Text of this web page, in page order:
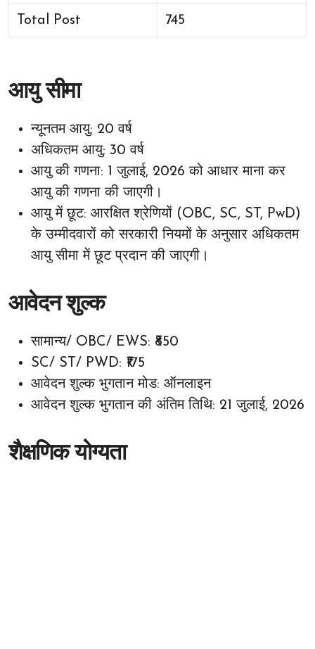
Total Post 745
आयु सीमा
न्यूनतम आयु: 20 वर्ष
अधिकतम आयु: 30 वर्ष
आयु की गणना: 1 जुलाई, 2026 को आधार माना कर
आयु की गणना की जाएगी।
आयु में छूट: आरक्षित श्रेणियों (OBC, SC, ST, PwD)
के उम्मीदवारों को सरकारी नियमों के अनुसार अधिकतम
आयु सीमा में छूट प्रदान की जाएगी।
आवेदन शुल्क
सामान्य/ OBC/ EWS: ₹850
SC/ ST/ PWD: ₹175
आवेदन शुल्क भुगतान मोड: ऑनलाइन
आवेदन शुल्क भुगतान की अंतिम तिथि: 21 जुलाई, 2026
शैक्षणिक योग्यता